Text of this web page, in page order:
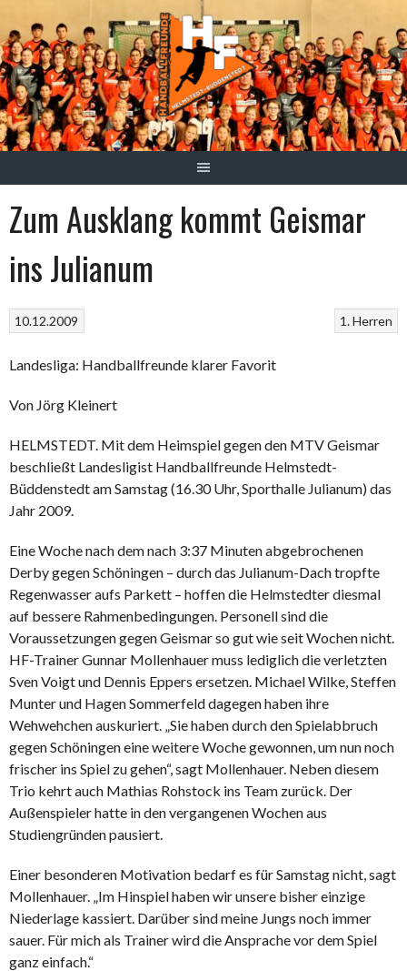
zum
Inhalt
Zum Ausklang kommt Geismar
ins Julianum
1. Herren
10.12.2009
Landesliga: Handballfreunde klarer Favorit
Von Jörg Kleinert
HELMSTEDT. Mit dem Heimspiel gegen den MTV Geismar
beschließt Landesligist Handballfreunde Helmstedt-
Büddenstedt am Samstag (16.30 Uhr, Sporthalle Julianum) das
Jahr 2009.
Eine Woche nach dem nach 3:37 Minuten abgebrochenen
Derby gegen Schöningen – durch das Julianum-Dach tropfte
Regenwasser aufs Parkett – hoffen die Helmstedter diesmal
auf bessere Rahmenbedingungen. Personell sind die
Voraussetzungen gegen Geismar so gut wie seit Wochen nicht.
HF-Trainer Gunnar Mollenhauer muss lediglich die verletzten
Sven Voigt und Dennis Eppers ersetzen. Michael Wilke, Steffen
Munter und Hagen Sommerfeld dagegen haben ihre
Wehwehchen auskuriert. „Sie haben durch den Spielabbruch
gegen Schöningen eine weitere Woche gewonnen, um nun noch
frischer ins Spiel zu gehen“, sagt Mollenhauer. Neben diesem
Trio kehrt auch Mathias Rohstock ins Team zurück. Der
Außenspieler hatte in den vergangenen Wochen aus
Studiengründen pausiert.
Einer besonderen Motivation bedarf es für Samstag nicht, sagt
Mollenhauer. „Im Hinspiel haben wir unsere bisher einzige
Niederlage kassiert. Darüber sind meine Jungs noch immer
sauer. Für mich als Trainer wird die Ansprache vor dem Spiel
ganz einfach.“